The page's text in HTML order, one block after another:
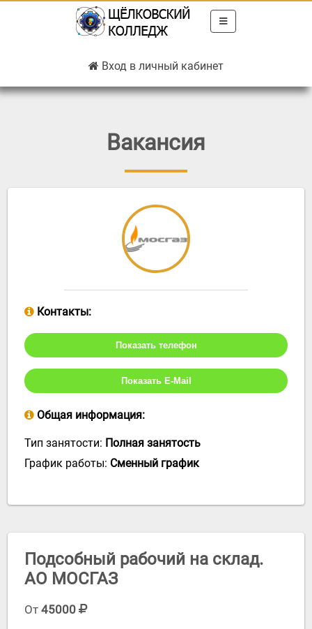
Вход в личный кабинет
Вакансия
Контакты:
Показать телефон
Показать E-Mail
Общая информация:
Тип занятости: Полная занятость
График работы: Сменный график
Подсобный рабочий на склад.
АО МОСГАЗ
От45000